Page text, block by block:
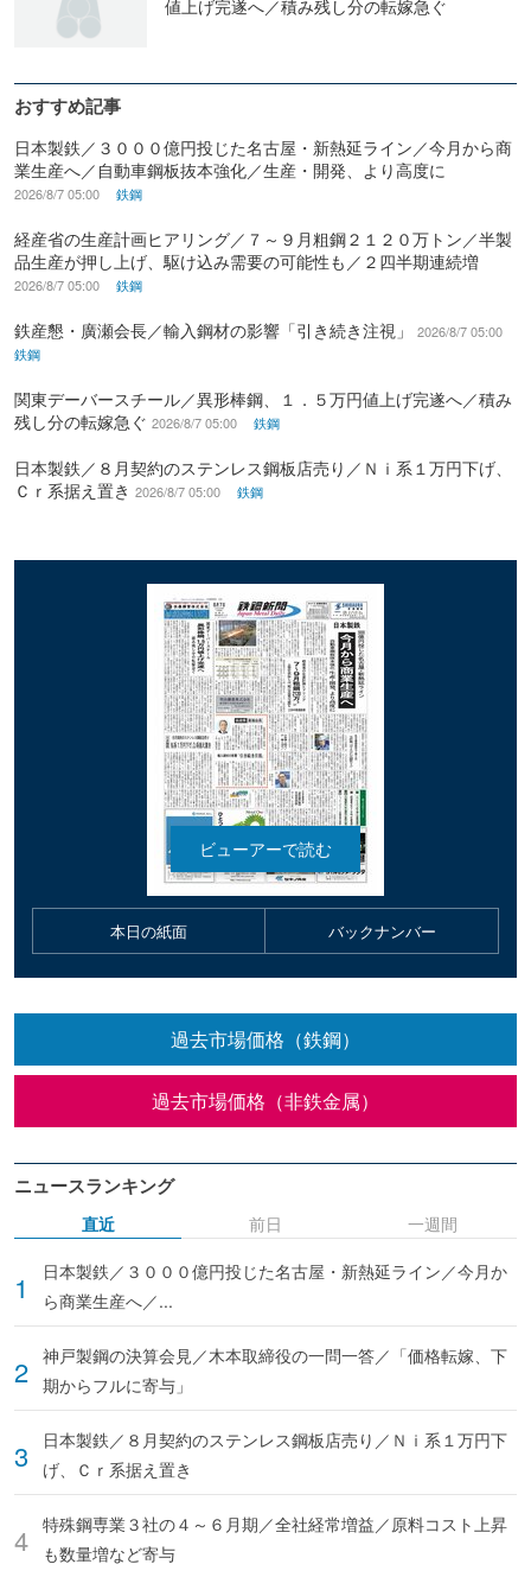
値上げ完遂へ／積み残し分の転嫁急ぐ
おすすめ記事
日本製鉄／３０００億円投じた名古屋・新熱延ライン／今月から商
業生産へ／自動車鋼板抜本強化／生産・開発、より高度に
2026/8/7 05:00 鉄鋼
経産省の生産計画ヒアリング／７～９月粗鋼２１２０万トン／半製
品生産が押し上げ、駆け込み需要の可能性も／２四半期連続増
2026/8/7 05:00 鉄鋼
鉄産懇・廣瀬会長／輸入鋼材の影響「引き続き注視」
2026/8/7 05:00
鉄鋼
関東デーバースチール／異形棒鋼、１．５万円値上げ完遂へ／積み
残し分の転嫁急ぐ 2026/8/7 05:00 鉄鋼
日本製鉄／８月契約のステンレス鋼板店売り／Ｎｉ系１万円下げ、
Ｃｒ系据え置き 2026/8/7 05:00 鉄鋼
本日の紙面 バックナンバー
過去市場価格（鉄鋼）
過去市場価格（非鉄金属）
ニュースランキング
直近
日本製鉄／３０００億円投じた名古屋・新熱延ライン／今月か
ら商業生産へ／...
神戸製鋼の決算会見／木本取締役の一問一答／「価格転嫁、下
期からフルに寄与」
日本製鉄／８月契約のステンレス鋼板店売り／Ｎｉ系１万円下
げ、Ｃｒ系据え置き
特殊鋼専業３社の４～６月期／全社経常増益／原料コスト上昇
も数量増など寄与
前日 一週間